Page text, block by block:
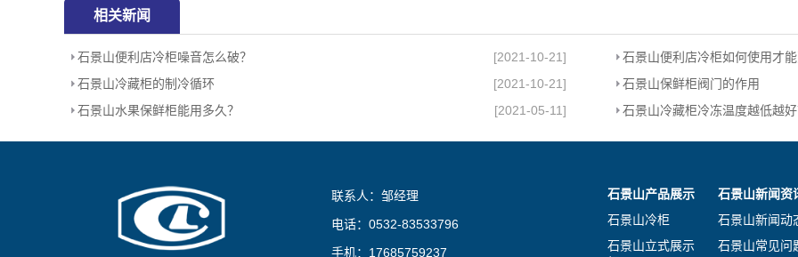
相关新闻
石景山便利店冷柜噪音怎么破？ [2021-10-21]
石景山便利店冷柜如何使用才
石景山冷藏柜的制冷循环
[2021-10-21]
石景山保鲜柜阀门的作用
石景山水果保鲜柜能用多久？
[2021-05-11] 石景山冷藏柜冷冻温度越低越
联系人：邹经理
电话：0532-83533796
手机：17685759237
石景山产品展示
石景山冷柜
石景山立式展示
石景山新闻资
石景山新闻动
石景山常见问